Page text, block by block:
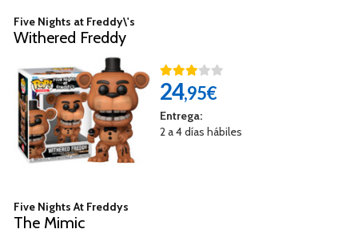
Five Nights at Freddy\'s
Withered Freddy
24,95€
Entrega:
2 a 4 días hábiles
Five Nights At Freddys
The Mimic